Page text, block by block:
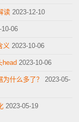
读 2023-12-10
10-06
义 2023-10-06
head 2023-10-06
什么多了？
2023-05-
2023-05-19